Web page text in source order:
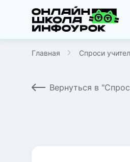
Главная Спроси
Вернуться в